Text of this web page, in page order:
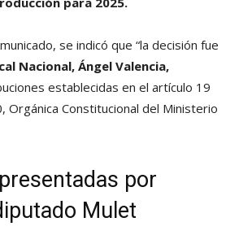
se indicó que “la decisión fue
Nacional, Ángel Valencia,
establecidas en el artículo 19
Orgánica Constitucional del Ministerio
por
Mulet